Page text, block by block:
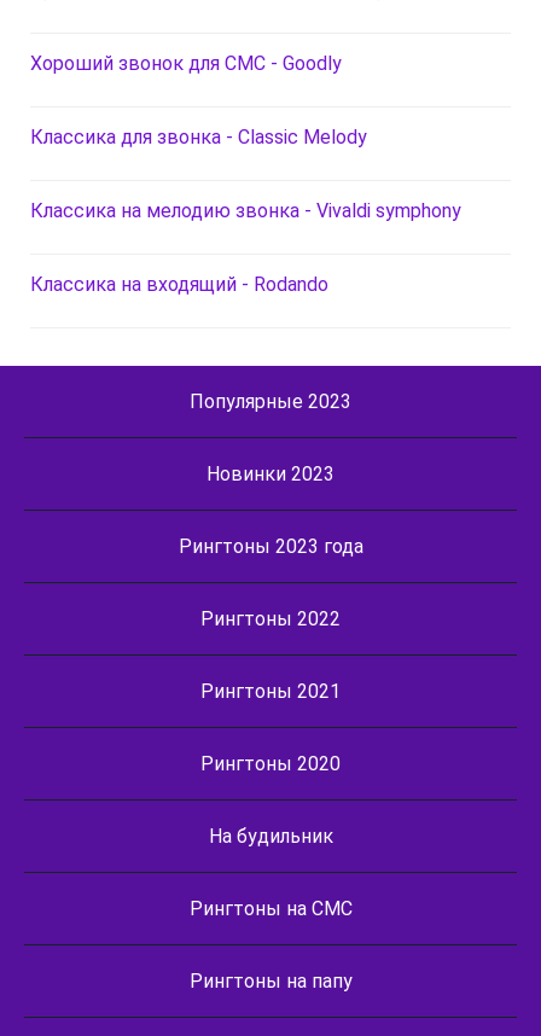
Хороший звонок для СМС - Goodly
Классика для звонка - Classic Melody
Классика на мелодию звонка - Vivaldi symphony
Классика на входящий - Rodando
Популярные 2023
Новинки 2023
Рингтоны 2023 года
Рингтоны 2022
Рингтоны 2021
Рингтоны 2020
На будильник
Рингтоны на СМС
Рингтоны на папу